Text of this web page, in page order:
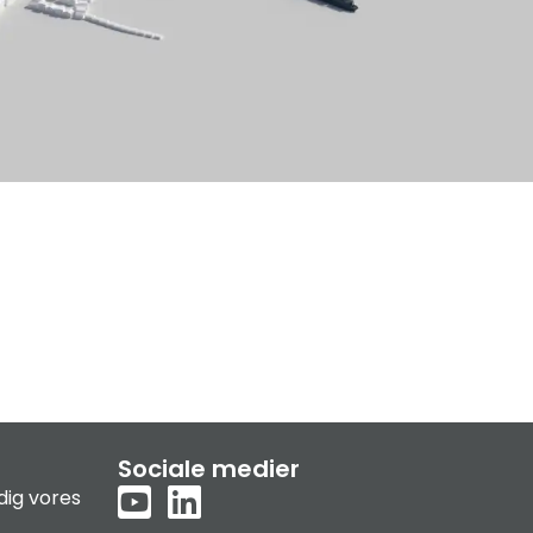
vores
Sociale medier